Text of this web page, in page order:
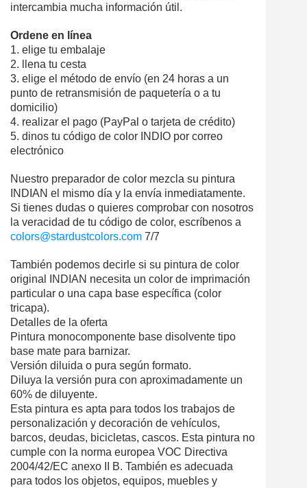
intercambia mucha información útil.
Ordene en línea
1. elige tu embalaje
2. llena tu cesta
3. elige el método de envío (en 24 horas a un
punto de retransmisión de paquetería o a tu
domicilio)
4. realizar el pago (PayPal o tarjeta de crédito)
5. dinos tu código de color INDIO por correo
electrónico
Nuestro preparador de color mezcla su pintura
INDIAN el mismo día y la envía inmediatamente.
Si tienes dudas o quieres comprobar con nosotros
la veracidad de tu código de color, escríbenos a
colors@stardustcolors.com 7/7
También podemos decirle si su pintura de color
original INDIAN necesita un color de imprimación
particular o una capa base específica (color
tricapa).
Detalles de la oferta
Pintura monocomponente base disolvente tipo
base mate para barnizar.
Versión diluida o pura según formato.
Diluya la versión pura con aproximadamente un
60% de diluyente.
Esta pintura es apta para todos los trabajos de
personalización y decoración de vehículos,
barcos, deudas, bicicletas, cascos. Esta pintura no
cumple con la norma europea VOC Directiva
2004/42/EC anexo II B. También es adecuada
para todos los objetos, equipos, muebles y